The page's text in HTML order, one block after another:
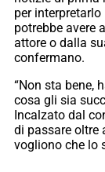
per
potrebbe avere
attore o dalla
confermano.
“Non sta bene,
cosa gli sia
Incalzato dal
di passare oltre
vogliono che lo